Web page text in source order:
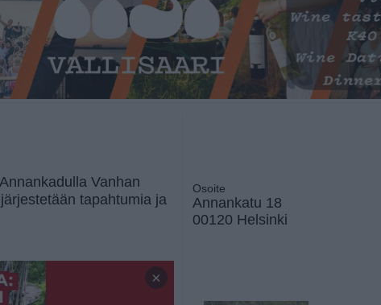
Vanhan
tapahtumia ja
×
Osoite
Annankatu 18
00120 Helsinki